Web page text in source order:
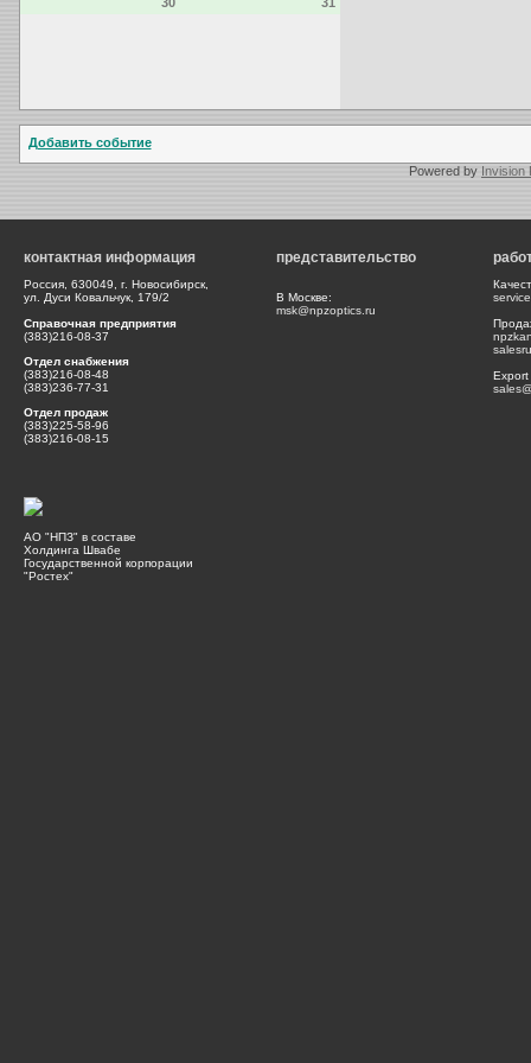
Добавить событие
Powered by Invision
контактная информация
Россия, 630049, г. Новосибирск,
ул. Дуси Ковальчук, 179/2
Справочная предприятия
(383)216-08-37
Отдел снабжения
(383)216-08-48
(383)236-77-31
Отдел продаж
(383)225-58-96
(383)216-08-15
представительство
В Москве:
msk@npzoptics.ru
АО "НПЗ" в составе
Холдинга Швабе
Государственной корпорации
"Ростех"